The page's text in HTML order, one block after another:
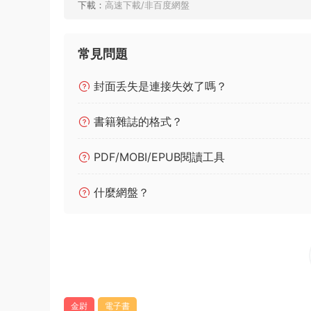
下載： 高速下載/非百度網盤
常見問題
封面丢失是連接失效了嗎？
書籍雜誌的格式？
PDF/MOBI/EPUB閱讀工具
什麼網盤？
金尉 電子書